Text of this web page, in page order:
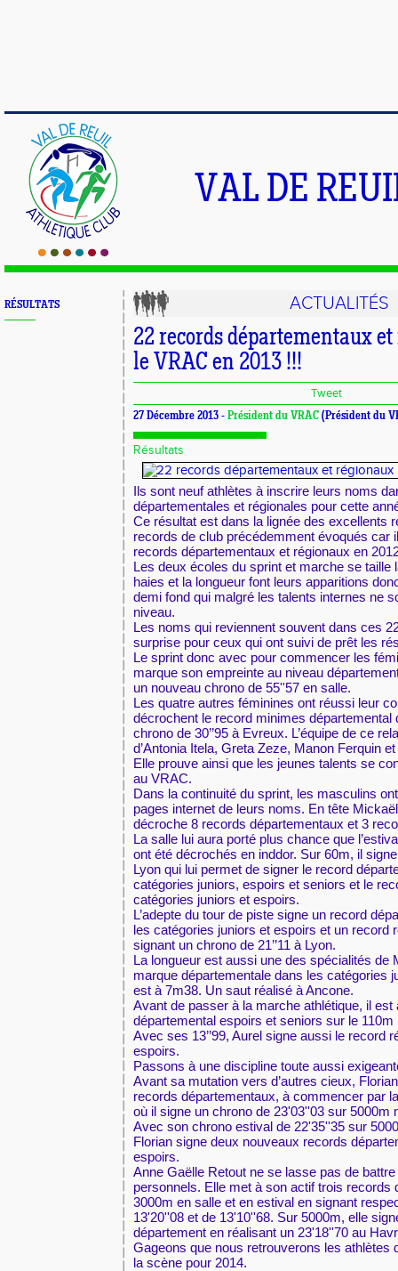
VAL DE
RÉSULTATS ACTUALITÉS
22 records départementaux
le VRAC en 2013 !!!
Tweet
27 Décembre 2013 - Président du VRAC (Président du
Résultats
Ils sont neuf athlètes à inscrire leurs noms
départementales et régionales pour cette
Ce résultat est dans la lignée des excellents
records de club précédemment évoqués car
records départementaux et régionaux en
Les deux écoles du sprint et marche se taille
haies et la longueur font leurs apparitions
demi fond qui malgré les talents internes ne
niveau.
Les noms qui reviennent souvent dans ces
surprise pour ceux qui ont suivi de prêt les
Le sprint donc avec pour commencer les
marque son empreinte au niveau
un nouveau chrono de 55''57 en salle.
Les quatre autres féminines ont réussi leur
décrochent le record minimes départemental
chrono de 30’’95 à Evreux. L’équipe de ce
d’Antonia Itela, Greta Zeze, Manon Ferquin
Elle prouve ainsi que les jeunes talents se
au VRAC.
Dans la continuité du sprint, les masculins
pages internet de leurs noms. En tête
décroche 8 records départementaux et 3
La salle lui aura porté plus chance que
ont été décrochés en inddor. Sur 60m, il signe
Lyon qui lui permet de signer le record
catégories juniors, espoirs et seniors et le
catégories juniors et espoirs.
L’adepte du tour de piste signe un record
les catégories juniors et espoirs et un record
signant un chrono de 21’’11 à Lyon.
La longueur est aussi une des spécialités de
marque départementale dans les catégories
est à 7m38. Un saut réalisé à Ancone.
Avant de passer à la marche athlétique, il est
départemental espoirs et seniors sur le 110m
Avec ses 13’’99, Aurel signe aussi le record
espoirs.
Passons à une discipline toute aussi
Avant sa mutation vers d’autres cieux,
records départementaux, à commencer par
où il signe un chrono de 23'03''03 sur 5000m
Avec son chrono estival de 22'35''35 sur
Florian signe deux nouveaux records
espoirs.
Anne Gaëlle Retout ne se lasse pas de
personnels. Elle met à son actif trois records
3000m en salle et en estival en signant
13'20''08 et de 13'10''68. Sur 5000m, elle
département en réalisant un 23'18''70 au
Gageons que nous retrouverons les athlètes
la scène pour 2014.